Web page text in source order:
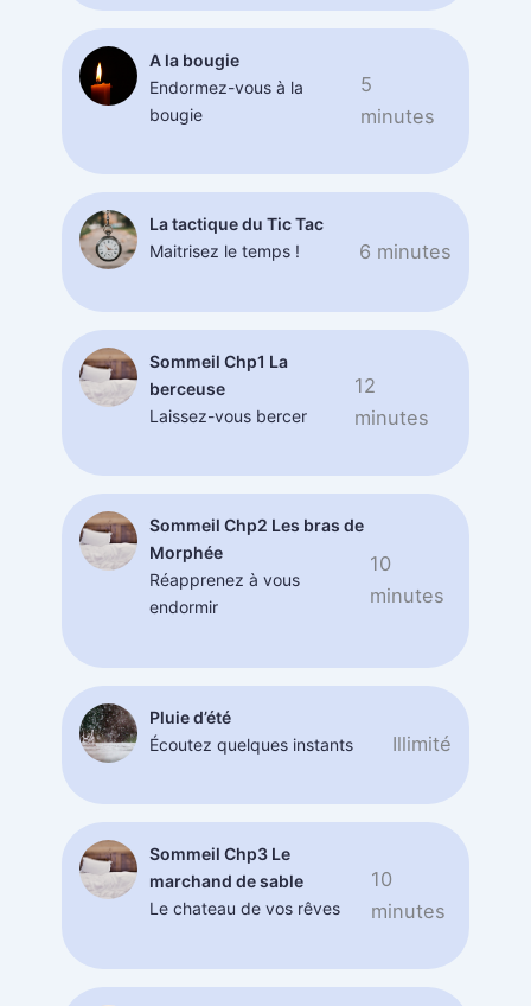
A la bougie
Endormez-vous à la
bougie
5
minutes
La tactique du Tic Tac
Maitrisez le temps !
6 minutes
Sommeil Chp1 La
berceuse
Laissez-vous bercer
12
minutes
Sommeil Chp2 Les bras de
Morphée
Réapprenez à vous
endormir
10
minutes
Pluie d’été
Écoutez quelques instants
Illimité
Sommeil Chp3 Le
marchand de sable
Le chateau de vos rêves
10
minutes